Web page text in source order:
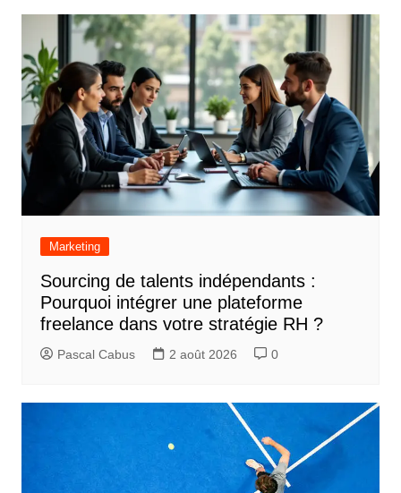
Marketing
Sourcing de talents indépendants :
Pourquoi intégrer une plateforme
freelance dans votre stratégie RH ?
Pascal Cabus 2 août 2026 0